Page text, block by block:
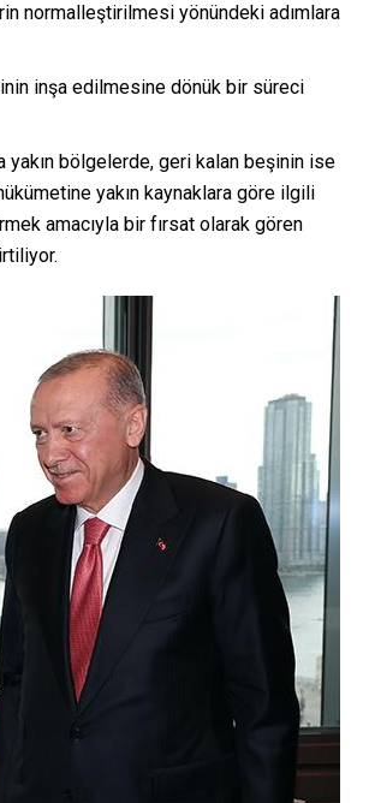
normalleştirilmesi yönündeki adımlara
inşa edilmesine dönük bir süreci
yakın bölgelerde, geri kalan beşinin ise
yakın kaynaklara göre ilgili
amacıyla bir fırsat olarak gören